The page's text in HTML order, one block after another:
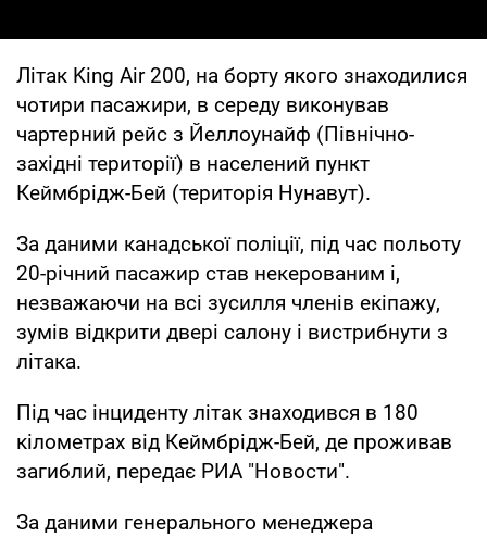
Літак King Air 200, на борту якого знаходилися
чотири пасажири, в середу виконував
чартерний рейс з Йеллоунайф (Північно-
західні території) в населений пункт
Кеймбрідж-Бей (територія Нунавут).
За даними канадської поліції, під час польоту
20-річний пасажир став некерованим і,
незважаючи на всі зусилля членів екіпажу,
зумів відкрити двері салону і вистрибнути з
літака.
Під час інциденту літак знаходився в 180
кілометрах від Кеймбрідж-Бей, де проживав
загиблий, передає РИА "Новости".
За даними генерального менеджера